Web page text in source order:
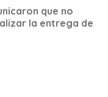
que no
la entrega de